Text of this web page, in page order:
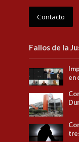
Contacto
Fallos de la
en